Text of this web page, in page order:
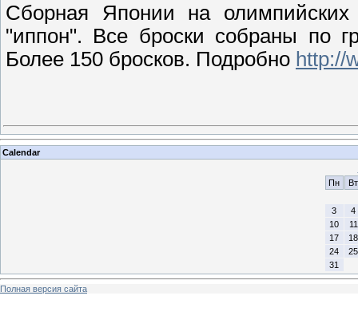
Сборная Японии на
"иппон". Все броски собраны по
Более 150 бросков. Подробно http://
Calendar
Пн
Вт
3
4
10
11
17
18
24
25
31
Полная версия сайта